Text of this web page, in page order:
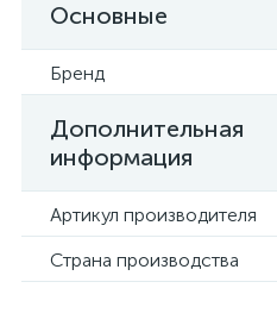
Основные
Бренд
Дополнительная
информация
Артикул производителя
Страна производства